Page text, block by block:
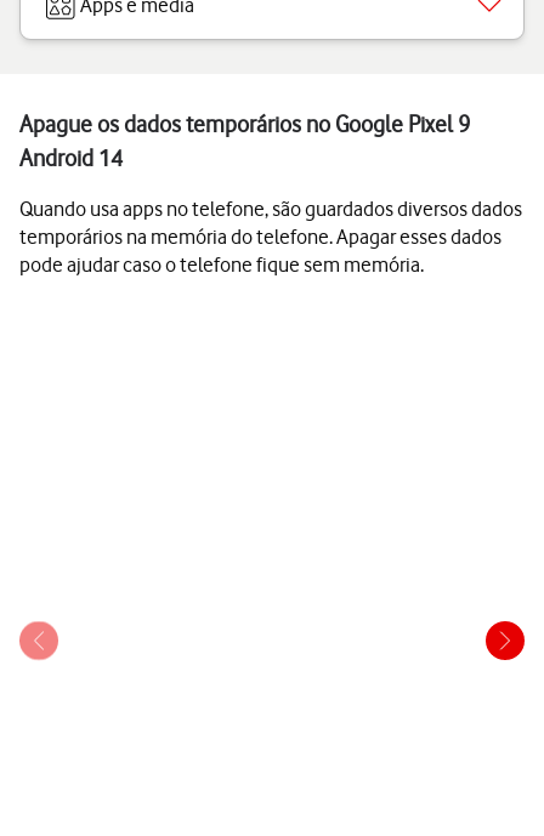
Apps e media
Apague os dados temporários no Google Pixel 9
Android 14
Quando usa apps no telefone, são guardados diversos dados
temporários na memória do telefone. Apagar esses dados
pode ajudar caso o telefone fique sem memória.